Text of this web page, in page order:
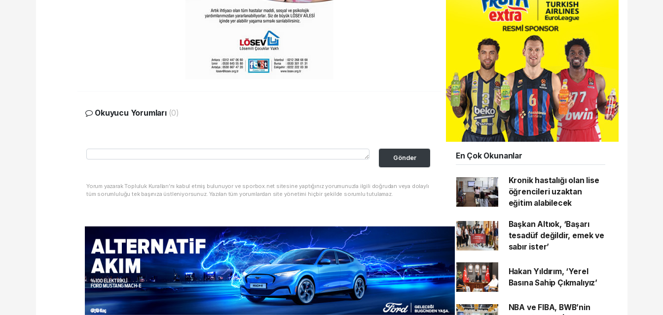
Okuyucu Yorumları (0)
Gönder
Yorum yazarak Topluluk Kuralları’nı kabul etmiş bulunuyor ve sporbox.net sitesine yaptığınız yorumunuzla ilgili doğrudan veya dolaylı
tüm sorumluluğu tek başınıza üstleniyorsunuz. Yazılan tüm yorumlardan site yönetimi hiçbir şekilde sorumlu tutulamaz.
En Çok Okunanlar
Kronik hastalığı olan lise
öğrencileri uzaktan
eğitim alabilecek
Başkan Altıok, ‘Başarı
tesadüf değildir, emek ve
sabır ister’
Hakan Yıldırım, ‘Yerel
Basına Sahip Çıkmalıyız’
NBA ve FIBA, BWB’nin